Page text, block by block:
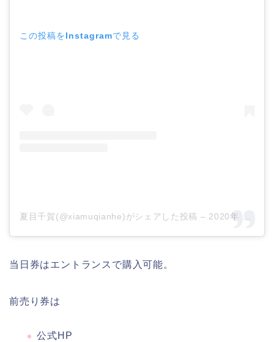
この投稿をInstagramで見る
夏目千賀(@xiamuqianhe)がシェアした投稿 – 2020年 2月月20日午前8時10分PST
当日券はエントランスで購入可能。
前売り券は
公式HP